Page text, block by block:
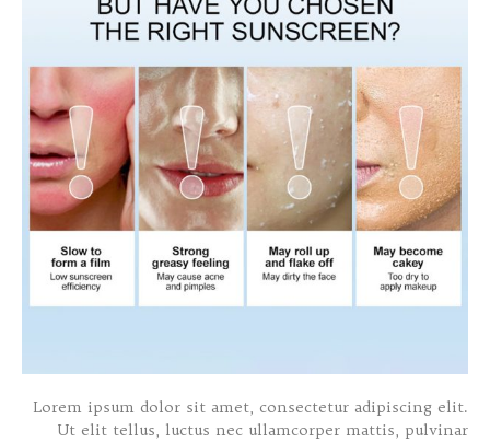
Lorem ipsum dolor sit amet, consectetur adipiscing elit.
Ut elit tellus, luctus nec ullamcorper mattis, pulvinar